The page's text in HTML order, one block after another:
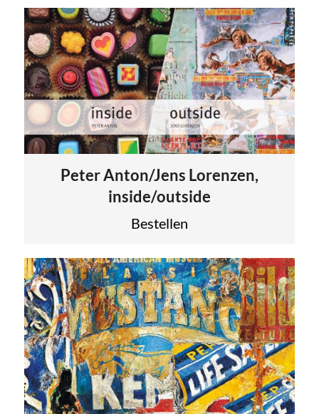
Peter Anton/Jens Lorenzen,
inside/outside
Bestellen